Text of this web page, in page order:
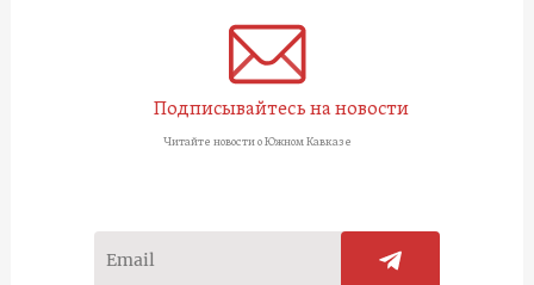
Подписывайтесь на новости
Читайте новости о Южном Кавказе